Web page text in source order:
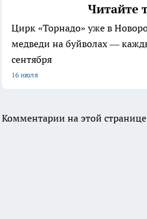
Читайте
Цирк «Торнадо» уже в
медведи на буйволах —
сентября
16 июля
Комментарии на этой